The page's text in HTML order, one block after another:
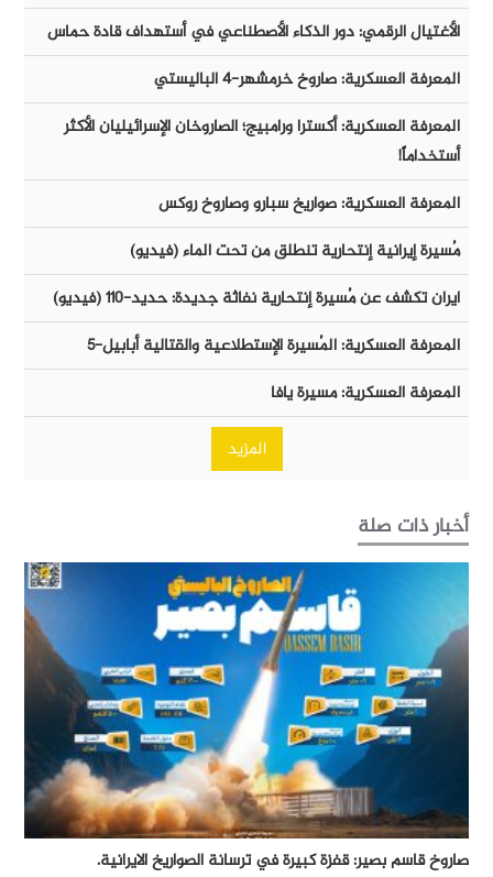
الأغتيال الرقمي: دور الذكاء الأصطناعي في أستهداف قادة حماس
المعرفة العسكرية: صاروخ خرمشهر-٤ الباليستي
المعرفة العسكرية: أكسترا ورامبيج؛ الصاروخان الإسرائيليان الأكثر
أستخداماً!
المعرفة العسكرية: صواريخ سبارو وصاروخ روكس
مُسيرة إيرانية إنتحارية تنطلق من تحت الماء (فيديو)
ايران تكشف عن مُسيرة إنتحارية نفاثة جديدة: حديد-١١٠ (فيديو)
المعرفة العسكرية: المُسيرة الإستطلاعية والقتالية أبابيل-٥
المعرفة العسكرية: مسيرة يافا
المزيد
أخبار ذات صلة
صاروخ قاسم بصير: قفزة كبيرة في ترسانة الصواريخ الايرانية.